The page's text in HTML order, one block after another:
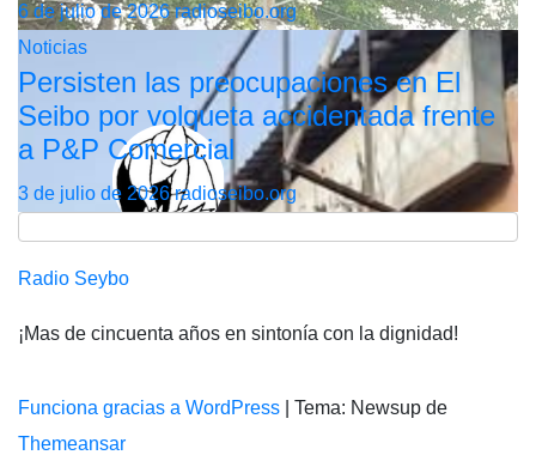
6 de julio de 2026radioseibo.org
Noticias
Persisten las preocupaciones en El
Seibo por volqueta accidentada frente
a P&P Comercial
3 de julio de 2026radioseibo.org
Radio Seybo
¡Mas de cincuenta años en sintonía con la dignidad!
Funciona gracias a WordPress
Tema: Newsup de
Themeansar